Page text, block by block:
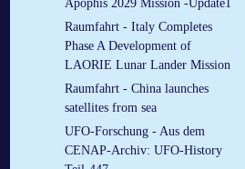
Apophis 2029 Mission -Update1
Raumfahrt - Italy Completes
Phase A Development of
LAORIE Lunar Lander Mission
Raumfahrt - China launches
satellites from sea
UFO-Forschung - Aus dem
CENAP-Archiv: UFO-History